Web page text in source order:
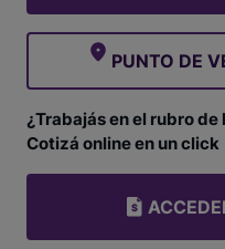
PUNTO DE
¿Trabajás en el rubro
Cotizá online en un click